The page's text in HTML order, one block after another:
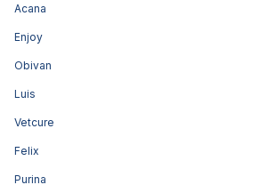
Acana
Enjoy
Obivan
Luis
Vetcure
Felix
Purina